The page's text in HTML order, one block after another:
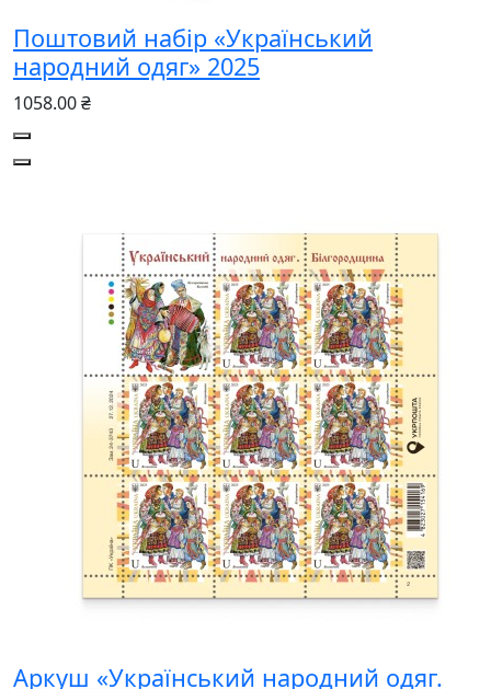
Поштовий набір «Український
народний одяг» 2025
1058.00 ₴
Аркуш «Український народний одяг.